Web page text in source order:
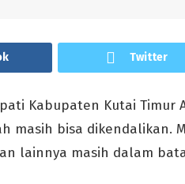
Twitter
Kabupaten Kutai Timur
masih bisa dikendalikan.
lainnya masih dalam